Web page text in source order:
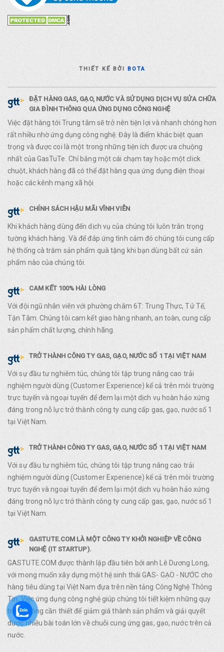
THIẾT KẾ BỞIBOTA
ĐẶT HÀNG GAS, GẠO, NƯỚC VÀ SỬ DỤNG DỊCH VỤ SỬA CHỮA
GIA ĐÌNH THÔNG QUA ỨNG DỤNG CÔNG NGHỆ
Việc đặt hàng tới Trung tâm sẽ trở nên tiện lợi và nhanh chóng hơn
rất nhiều nhờ ứng dụng công nghệ. Đây là điểm khác biệt quan
trọng và được coi là một trong những tiện ích được ưa chuộng
nhất của GasTuTe. Chỉ bằng một cái chạm tay hoặc một click
chuột, khách hàng đã có thể đặt hàng qua ứng dụng điện thoại
hoặc các kênh mạng xã hội
CHÍNH SÁCH HẬU MÃI VĨNH VIỄN
Khi khách hàng dùng đến dịch vụ của chúng tôi luôn trân trọng
tường khách hàng. Và để đáp ứng tình cảm đó chúng tôi cung cấp
hệ thống cà trăm sản phẩm quà tặng khi bạn dùng bất cứ sản
phẩm nào của chúng tôi.
CAM KẾT 100% HÀI LÒNG
Với đội ngũ nhân viên với phường châm 6T: Trung Thực, Tử Tế,
Tận Tâm. Chúng tôi cam kết giao hàng nhanh, an toàn, cung cấp
sản phẩm chất lượng, chính hãng.
TRỞ THÀNH CÔNG TY GAS, GẠO, NƯỚC SỐ 1 TẠI VIỆT NAM
Với sự đầu tư nghiêm túc, chúng tôi tập trung nâng cao trải
nghiệm người dùng (Customer Experience) kể cả trên môi trường
trực tuyến và ngoại tuyến để đem lại một dịch vụ hoàn hảo xứng
đáng trong nỗ lực trở thành công ty cung cấp gas, gạo, nước số 1
tại Việt Nam.
TRỞ THÀNH CÔNG TY GAS, GẠO, NƯỚC SỐ 1 TẠI VIỆT NAM
Với sự đầu tư nghiêm túc, chúng tôi tập trung nâng cao trải
nghiệm người dùng (Customer Experience) kể cả trên môi trường
trực tuyến và ngoại tuyến để đem lại một dịch vụ hoàn hảo xứng
đáng trong nỗ lực trở thành công ty cung cấp gas, gạo, nước số 1
tại Việt Nam.
GASTUTE.COM LÀ MỘT CÔNG TY KHỞI NGHIỆP VỀ CÔNG
NGHỆ (IT STARTUP).
GASTUTE.COM được thành lập đầu tiên bởi anh Lê Dương Long,
với mong muốn xây dựng một hệ sinh thái GAS- GẠO - NƯỚC cho
hàng tiêu dùng tại Việt Nam đựa trên nền tảng Công Nghệ Thông
Tin. Việc ứng dụng công nghệ giúp chúng tôi tiết kiệm những quy
trình không cần thiết để giảm giá thành sản phẩm và giải quyết
được nhiều bài toán lớn về chuỗi cung ứng gas, gạo, nước trên cả
nước.